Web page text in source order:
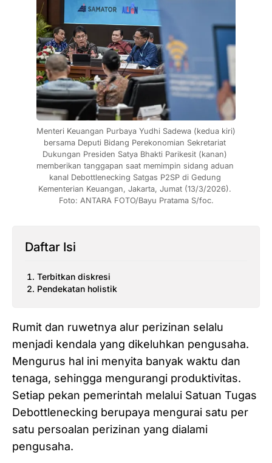
Menteri Keuangan Purbaya Yudhi Sadewa (kedua kiri)
bersama Deputi Bidang Perekonomian Sekretariat
Dukungan Presiden Satya Bhakti Parikesit (kanan)
memberikan tanggapan saat memimpin sidang aduan
kanal Debottlenecking Satgas P2SP di Gedung
Kementerian Keuangan, Jakarta, Jumat (13/3/2026).
Foto: ANTARA FOTO/Bayu Pratama S/foc.
Daftar Isi
Terbitkan diskresi
Pendekatan holistik
Rumit dan ruwetnya alur perizinan selalu
menjadi kendala yang dikeluhkan pengusaha.
Mengurus hal ini menyita banyak waktu dan
tenaga, sehingga mengurangi produktivitas.
Setiap pekan pemerintah melalui Satuan Tugas
Debottlenecking berupaya mengurai satu per
satu persoalan perizinan yang dialami
pengusaha.